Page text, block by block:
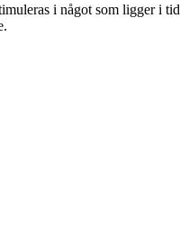
i något som ligger i